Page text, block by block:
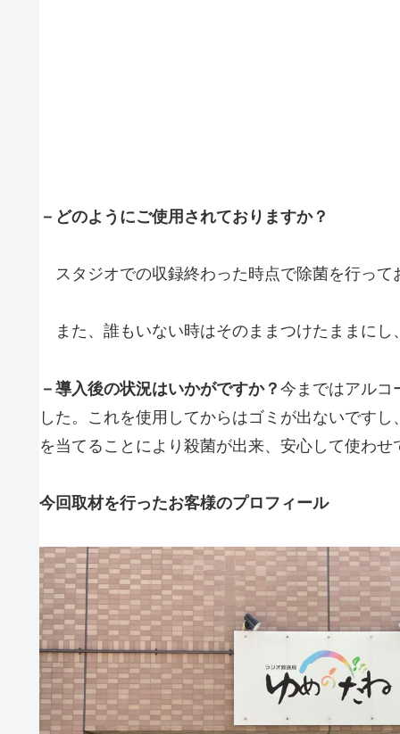
－どのようにご使用されておりますか？
スタジオでの収録終わった時点で除菌を行って
また、誰もいない時はそのままつけたままにし
－導入後の状況はいかがですか？ 今まではアルコ
した。これを使用してからはゴミが出ないです
を当てることにより殺菌が出来、安心して使わ
今回取材を行ったお客様のプロフィール